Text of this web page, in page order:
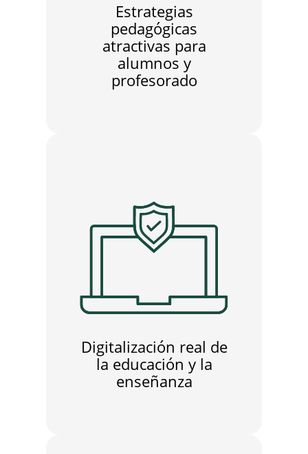
Estrategias
pedagógicas
atractivas para
alumnos y
profesorado
Digitalización real de
la educación y la
enseñanza